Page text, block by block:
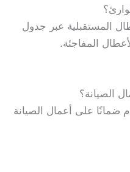
المستقبلية عبر جدول
المفاجئة.
الصيانة؟
ضمانًا على أعمال الصيانة